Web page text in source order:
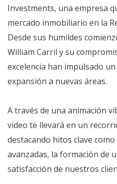
Investments, una empresa
mercado inmobiliario en la
Desde sus humildes
William Carril y su
excelencia han impulsado
expansión a nuevas áreas.
A través de una animación
video te llevará en un
destacando hitos clave
avanzadas, la formación de
satisfacción de nuestros